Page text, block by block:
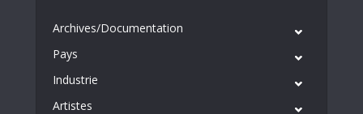
Archives/Documentation
Pays
Industrie
Artistes